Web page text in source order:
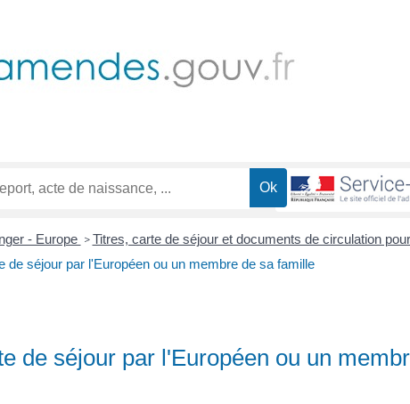
- Europe > Titres, carte de séjour et documents de circulation
de séjour par l'Européen ou un membre de sa famille
de séjour par l'Européen ou un